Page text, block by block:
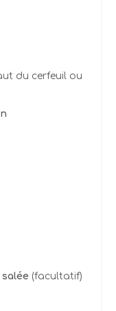
du cerfeuil ou
(facultatif)